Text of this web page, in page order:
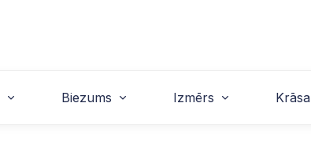
Biezums Izmērs Krāsa